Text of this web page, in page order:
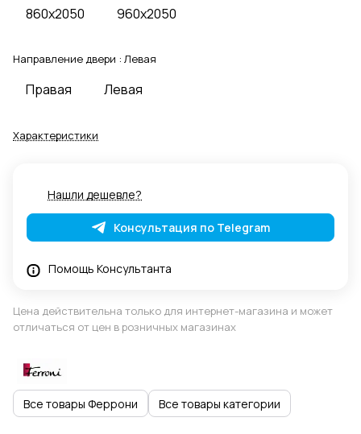
860x2050 960x2050
Направление двери : Левая
Правая Левая
Характеристики
Нашли дешевле?
Консультация по Telegram
Помощь Консультанта
Цена действительна только для интернет-магазина и может
отличаться от цен в розничных магазинах
Все товары Феррони Все товары категории